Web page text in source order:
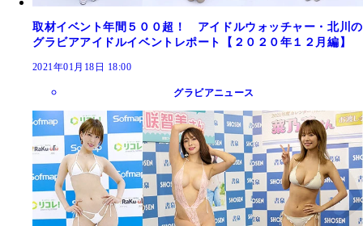
取材イベント年間５００超！ アイドルウォッチャー・北川の
グラビアアイドルイベントレポート【２０２０年１２月編】
2021年01月18日 18:00
グラビアニュース